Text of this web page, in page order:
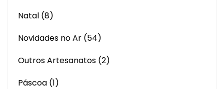
Natal (8)
Novidades no Ar (54)
Outros Artesanatos (2)
Páscoa (1)